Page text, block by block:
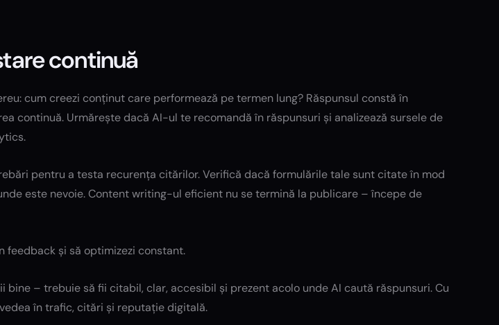
continuă
cum creezi conținut care performează pe termen lung? Răspunsul constă în
continuă. Urmărește dacă AI-ul te recomandă în răspunsuri și analizează sursele de
pentru a testa recurența citărilor. Verifică dacă formulările tale sunt citate în mod
este nevoie. Content writing-ul eficient nu se termină la publicare – începe de
feedback și să optimizezi constant.
bine – trebuie să fii citabil, clar, accesibil și prezent acolo unde AI caută răspunsuri. Cu
în trafic, citări și reputație digitală.